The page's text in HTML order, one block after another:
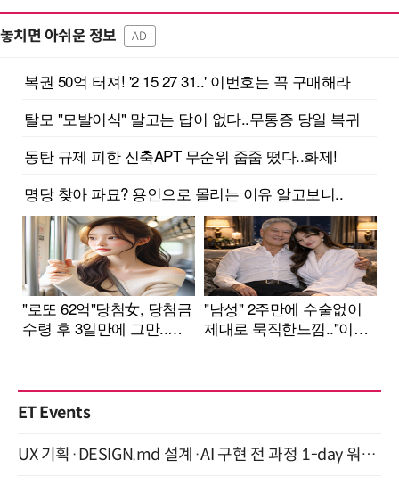
놓치면 아쉬운 정보 AD
ET Events
UX 기획·DESIGN.md 설계·AI 구현 전 과정 1-day 워크숍 with Claude Code·Codex 9월 15일 개최